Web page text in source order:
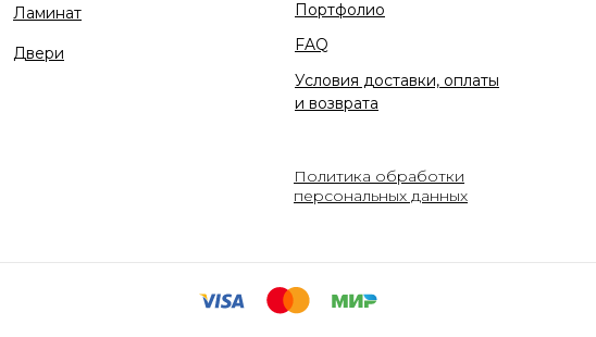
Политика обработки
персональных данных
Ламинат
Двери
Портфолио
Условия доставки, оплаты
и возврата
FAQ